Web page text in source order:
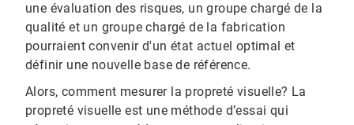
une évaluation des risques, un groupe chargé de la
qualité et un groupe chargé de la fabrication
pourraient convenir d'un état actuel optimal et
définir une nouvelle base de référence.
Alors, comment mesurer la propreté visuelle? La
propreté visuelle est une méthode d’essai qui